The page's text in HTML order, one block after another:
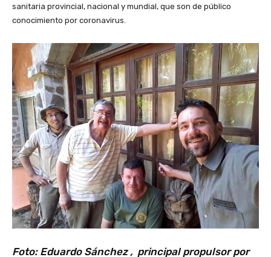
sanitaria provincial, nacional y mundial, que son de público
conocimiento por coronavirus.
Foto: Eduardo Sánchez , principal propulsor por